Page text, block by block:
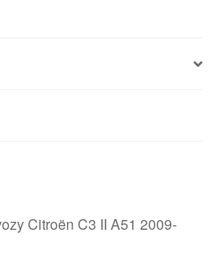
Citroën C3 II A51 2009-